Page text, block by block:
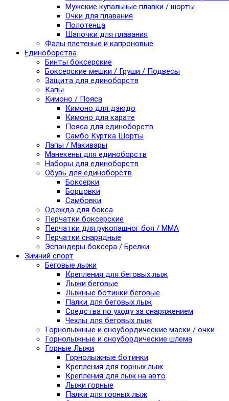
Мужские купальные плавки / шорты
Очки для плавания
Полотенца
Шапочки для плавания
Фалы плетеные и капроновые
Единоборства
Бинты боксерские
Боксерские мешки / Груши / Подвесы
Защита для единоборств
Капы
Кимоно / Пояса
Кимоно для дзюдо
Кимоно для карате
Пояса для единоборств
Самбо Куртка Шорты
Лапы / Макивары
Манекены для единоборств
Наборы для единоборств
Обувь для единоборств
Боксерки
Борцовки
Самбовки
Одежда для бокса
Перчатки боксерские
Перчатки для рукопашног боя / ММА
Перчатки снарядные
Эспандеры боксера / Брелки
Зимний спорт
Беговые лыжи
Крепления для беговых лыж
Лыжи беговые
Лыжные ботинки беговые
Палки для беговых лыж
Средства по уходу за снаряжением
Чехлы для беговых лыж
Горнолыжные и сноубордические маски / очки
Горнолыжные и сноубордические шлема
Горные Лыжи
Горнолыжные ботинки
Крепления для горных лыж
Крепления для лыж на авто
Лыжи горные
Палки для горных лыж